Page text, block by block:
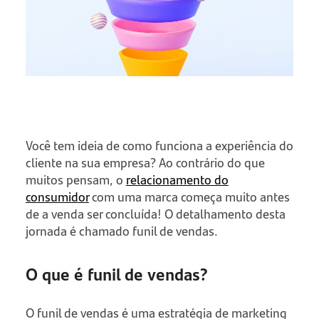
Você tem ideia de como funciona a experiência do
cliente na sua empresa? Ao contrário do que
muitos pensam, o relacionamento do
consumidorcom uma marca começa muito antes
de a venda ser concluída! O detalhamento desta
jornada é chamado funil de vendas.
O que é funil de vendas?
O funil de vendas é uma estratégia de marketing